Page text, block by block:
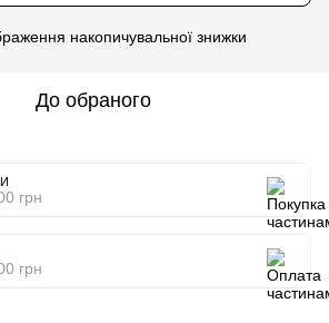
накопичувальної знижки
До обраного
грн
грн